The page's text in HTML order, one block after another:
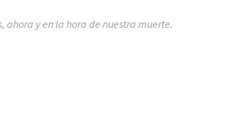
ahora y en la hora de nuestra muerte.